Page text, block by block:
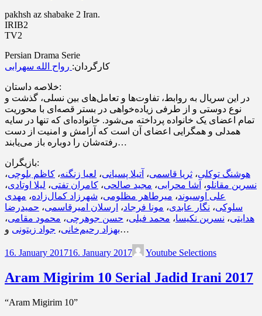
pakhsh az shabake 2 Iran.
IRIB2
TV2
Persian Drama Serie
کارگردان: رواح الله سهرابی
خلاصه داستان:
در این سریال به روابط، تفاوت‌ها و تعامل‌های بین نسلی، گذشت و
نوع دوستی و از طرفی زیاده‌خواهی در بستر قصه‌ای با محوریت
تمام اعضای یک خانواده پرداخته می‌شود. خانواده‌ای که تنها در سایه
همدلی و همگرایی اعضای آن است که آرامش و امنیت از دست
رفته‌شان را دوباره باز می‌یابند…
بازیگران:
هوشنگ توکلی، ثریا قاسمی، آتیلا پسیانی، لعیا زنگنه، کاظم بلوچی،
نسرین مقانلو، آشا محرابی، مجید صالحی، کامران تفتی، لیلا اوتادی،
علی اوسیوند، میرطاهر مظلومی، شهرزاد کمال‌زاده، مهدی
سلوکی، نگار عابدی، مونا فرجاد، ارسلان امیرقاسمی، حمیدرضا
هدایتی، نسرین نکیسا، محمد فیلی، حسن جوهرچی، محمود مقامی،
بهزاد رحیم‌خانی، جواد زیتونی و…
16. January 201716. January 2017 Youtube Selections
Aram Migirim 10 Serial Jadid Irani 2017
“Aram Migirim 10”